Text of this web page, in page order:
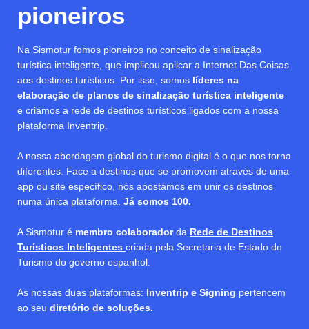
pioneiros
Na Sismotur fomos pioneiros no conceito de sinalização
turística inteligente, que implicou aplicar a Internet Das Coisas
aos destinos turísticos. Por isso, somos líderes na
elaboração de planos de sinalização turística inteligente
e criámos a rede de destinos turísticos ligados com a nossa
plataforma Inventrip.
A nossa abordagem global do turismo digital é o que nos torna
diferentes. Face a destinos que se promovem através de uma
app ou site específico, nós apostámos em unir os destinos
numa única plataforma. Já somos 100.
A Sismotur é membro colaboradorda Rede de Destinos
Turísticos Inteligentes criada pela Secretaria de Estado do
Turismo do governo espanhol.
As nossas duas plataformas: Inventrip e Signing pertencem
ao seu diretório de soluções.